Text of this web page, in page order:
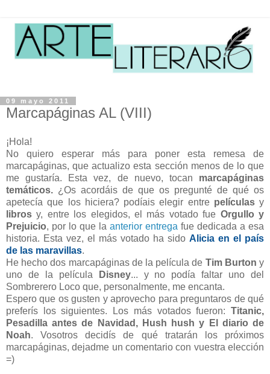
09 mayo 2011
Marcapáginas AL (VIII)
¡Hola!
No quiero esperar más para poner esta remesa de
marcapáginas, que actualizo esta sección menos de lo que
me gustaría. Esta vez, de nuevo, tocan marcapáginas
temáticos. ¿Os acordáis de que os pregunté de qué os
apetecía que los hiciera? podíais elegir entre películas y
librosy, entre los elegidos, el más votado fue Orgullo y
Prejuicio, por lo que la anterior entrega fue dedicada a esa
historia. Esta vez, el más votado ha sido Alicia en el país
de las maravillas.
He hecho dos marcapáginas de la película de Tim Burton y
uno de la película
Disney... y no podía faltar uno del
Sombrerero Loco que, personalmente, me encanta.
Espero que os gusten y aprovecho para preguntaros de qué
preferís los siguientes. Los más votados fueron: Titanic,
Pesadilla antes de Navidad, Hush hush y El diario de
Noah. Vosotros decidís de qué tratarán los próximos
marcapáginas, dejadme un comentario con vuestra elección
=)